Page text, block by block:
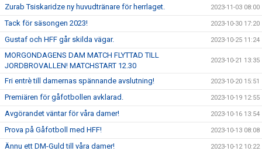
Zurab Tsiskaridze ny huvudtränare för herrlaget. 2023-11-03 08:00
Tack för säsongen 2023! 2023-10-30 17:20
Gustaf och HFF går skilda vägar. 2023-10-25 11:24
MORGONDAGENS DAM MATCH FLYTTAD TILL
JORDBROVALLEN! MATCHSTART 12.30
2023-10-21 13:35
Fri entrè till damernas spännande avslutning! 2023-10-20 15:51
Premiären för gåfotbollen avklarad. 2023-10-19 12:55
Avgörandet väntar för våra damer! 2023-10-16 13:54
Prova på Gåfotboll med HFF! 2023-10-13 08:08
Ännu ett DM-Guld till våra damer! 2023-10-12 10:22